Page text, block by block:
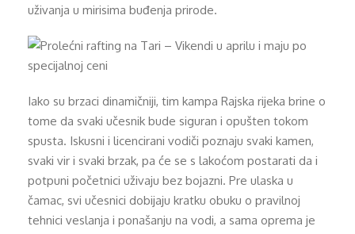
uživanja u mirisima buđenja prirode.
Iako su brzaci dinamičniji, tim kampa Rajska rijeka brine o
tome da svaki učesnik bude siguran i opušten tokom
spusta. Iskusni i licencirani vodiči poznaju svaki kamen,
svaki vir i svaki brzak, pa će se s lakoćom postarati da i
potpuni početnici uživaju bez bojazni. Pre ulaska u
čamac, svi učesnici dobijaju kratku obuku o pravilnoj
tehnici veslanja i ponašanju na vodi, a sama oprema je